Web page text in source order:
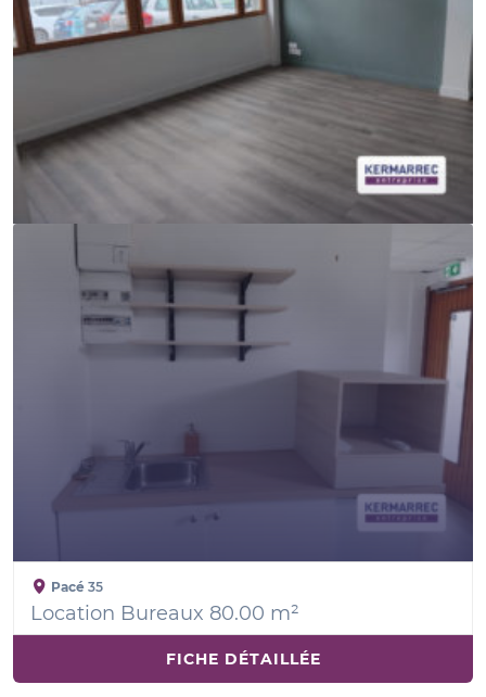
Pacé 35
Location Bureaux 80.00 m²
FICHE DÉTAILLÉE